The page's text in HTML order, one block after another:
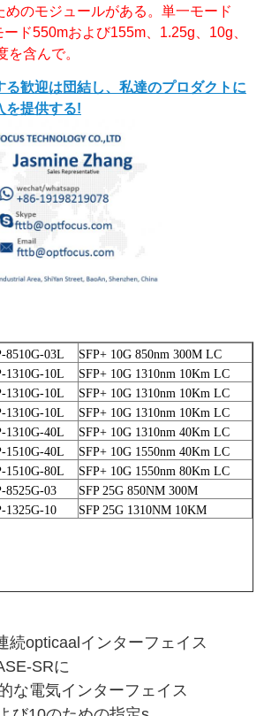
めのモジュールがある。単一モード
ド550mおよび155m、1.25g、10g、
を含んで。
る歓迎は団結し、私達のプロダクトに
を提供する!
8510G-03L
SFP+ 10G 850nm 300M LC
1310G-10L
SFP+ 10G 1310nm 10Km LC
1310G-10L
SFP+ 10G 1310nm 10Km LC
1310G-10L
SFP+ 10G 1310nm 10Km LC
1310G-40L
SFP+ 10G 1310nm 40Km LC
1510G-40L
SFP+ 10G 1550nm 40Km LC
1510G-80L
SFP+ 10G 1550nm 80Km LC
8525G-03
SFP 25G 850NM 300M
1325G-10
SFP 25G 1310NM 10KM
続opticaalインターフェイス
SRに
な電気インターフェイス